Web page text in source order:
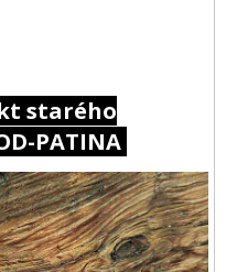
starého
PATINA